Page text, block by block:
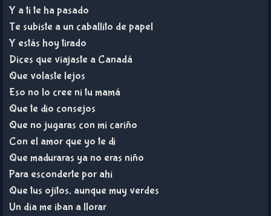
Y a ti te ha pasado
Te subiste a un caballito de papel
Y estás hoy tirado
Dices que viajaste a Canadá
Que volaste lejos
Eso no lo cree ni tu mamá
Que te dio consejos
Que no jugaras con mi cariño
Con el amor que yo te di
Que maduraras ya no eras niño
Para esconderte por ahí
Que tus ojitos, aunque muy verdes
Un día me iban a llorar